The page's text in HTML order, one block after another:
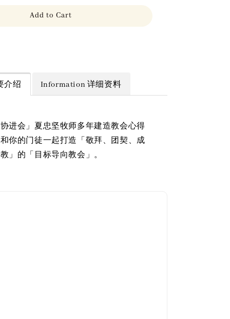
Add to Cart
介绍 Information 详细资料
进会」夏忠坚牧师多年建造教会心得
你的门徒一起打造「敬拜、团契、成
」的「目标导向教会」。